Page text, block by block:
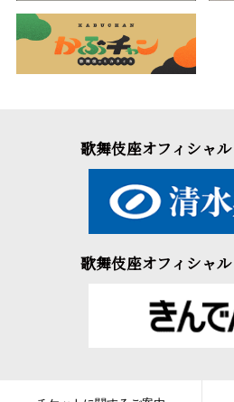
歌舞伎座オフィシャ
歌舞伎座オフィシャ